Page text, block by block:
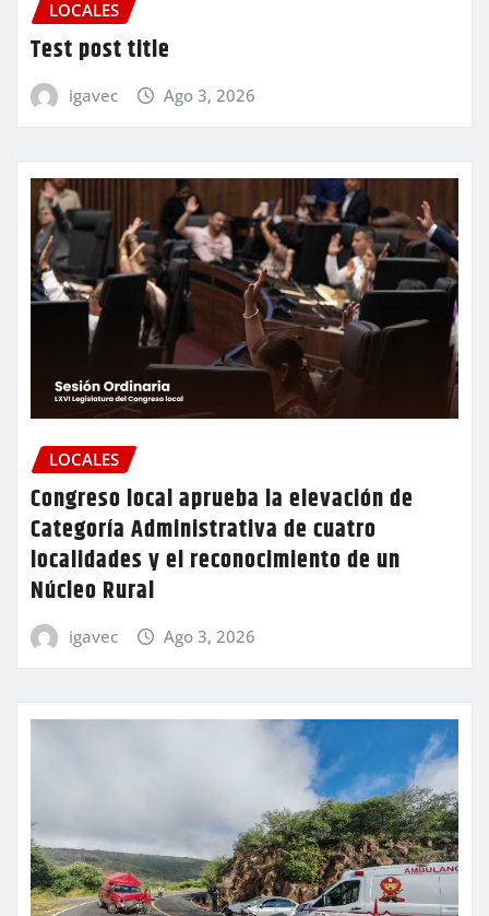
LOCALES
Test post title
igavec Ago 3, 2026
LOCALES
Congreso local aprueba la elevación de
Categoría Administrativa de cuatro
localidades y el reconocimiento de un
Núcleo Rural
igavec Ago 3, 2026